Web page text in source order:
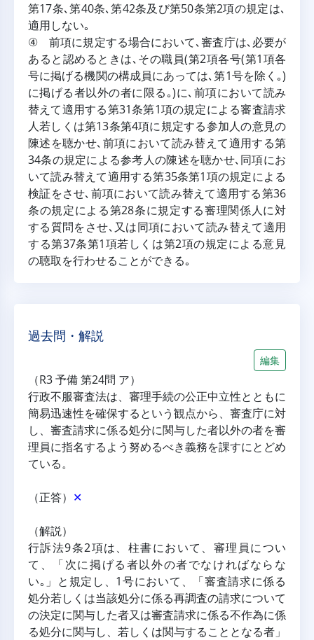
第17条､第40条､第42条及び第50条第2項の規定は､
適用しない｡
④ 前項に規定する場合において､審査庁は､必要が
あると認めるときは､その職員(第2項各号(第1項各
号に掲げる機関の構成員にあっては､第1号を除く｡)
に掲げる者以外の者に限る｡)に､前項において読み
替えて適用する第31条第1項の規定による審査請求
人若しくは第13条第4項に規定する参加人の意見の
陳述を聴かせ､前項において読み替えて適用する第
34条の規定による参考人の陳述を聴かせ､同項にお
いて読み替えて適用する第35条第1項の規定による
検証をさせ､前項において読み替えて適用する第36
条の規定による第28条に規定する審理関係人に対
する質問をさせ､又は同項において読み替えて適用
する第37条第1項若しくは第2項の規定による意見
の聴取を行わせることができる｡
過去問・解説
編集
（R3 予備 第24問 ア）
行政不服審査法は、審理手続の公正中立性とともに
簡易迅速性を確保するという観点から、審査庁に対
し、審査請求に係る処分に関与した者以外の者を審
理員に指名するよう努めるべき義務を課すにとどめ
ている。
（正答） ✕
（解説）
行訴法9条2項は、柱書において、審理員につい
て、「次に掲げる者以外の者でなければならな
い｡」と規定し、1号において、「審査請求に係る
処分若しくは当該処分に係る再調査の請求について
の決定に関与した者又は審査請求に係る不作為に係
る処分に関与し、若しくは関与することとなる者」